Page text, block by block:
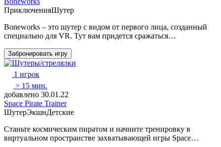
ПриключенияШутер
Boneworks – это шутер с видом от первого лица, созданный
специально для VR. Тут вам придется сражаться…
Забронировать игру
1 игрок
> 15 мин.
добавлено 30.01.22
Space Pirate Trainer
ШутерЭкшнДетские
Станьте космическим пиратом и начните тренировку в
виртуальном пространстве захватывающей игры Space…